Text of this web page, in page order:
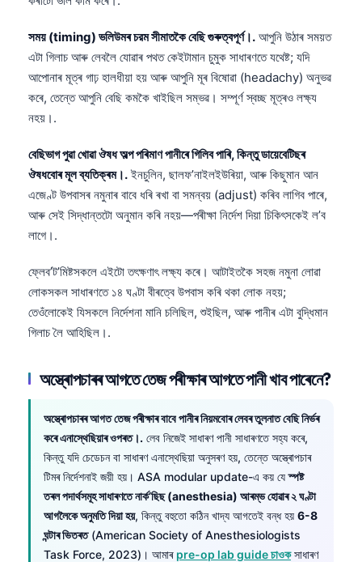
সময় (timing) ভলিউমৰ চরম সীমাতকৈ বেছি গুৰুত্বপূৰ্ণ।. আপুনি উঠাৰ সময়ত
এটা গিলাচ আৰু লেবলৈ যোৱাৰ পথত কেইটামান চুমুক সাধাৰণতে যথেষ্ট; যদি
আপোনাৰ মূত্ৰ গাঢ় হালধীয়া হয় আৰু আপুনি মূৰ বিষোৱা (headachy) অনুভৱ
কৰে, তেন্তে আপুনি বেছি কমকৈ খাইছিল সম্ভৱ। সম্পূৰ্ণ স্বচ্ছ মূত্ৰও লক্ষ্য
নহয়।.
বেছিভাগ পুৱা খোৱা ঔষধ অল্প পৰিমাণ পানীৰে গিলিব পাৰি, কিন্তু ডায়েবেটিছৰ
ঔষধবোৰ মূল ব্যতিক্ৰম।.ইনচুলিন, ছালফ’নাইলইউৰিয়া, আৰু কিছুমান আন
এজেণ্ট উপবাসৰ নমুনাৰ বাবে ধৰি ৰখা বা সমন্বয় (adjust) কৰিব লাগিব পাৰে,
আৰু সেই সিদ্ধান্তটো অনুমান কৰি নহয়—পৰীক্ষা নিৰ্দেশ দিয়া চিকিৎসকেই ল’ব
লাগে।.
ফ্লেব’ট’মিষ্টসকলে এইটো তৎক্ষণাৎ লক্ষ্য কৰে। আটাইতকৈ সহজ নমুনা লোৱা
লোকসকল সাধাৰণতে ১৪ ঘণ্টা বীৰত্বে উপবাস কৰি থকা লোক নহয়;
তেওঁলোকেই যিসকলে নিৰ্দেশনা মানি চলিছিল, শুইছিল, আৰু পানীৰ এটা বুদ্ধিমান
গিলাচ লৈ আহিছিল।.
অস্ত্ৰোপচাৰৰ আগতে তেজ পৰীক্ষাৰ আগতে পানী খাব পাৰেনে?
অস্ত্ৰোপচাৰৰ আগত তেজ পৰীক্ষাৰ বাবে পানীৰ নিয়মবোৰ লেবৰ তুলনাত বেছি নিৰ্ভৰ
কৰে এনাস্থেছিয়াৰ ওপৰত।. লেব নিজেই সাধাৰণ পানী সাধাৰণতে সহ্য কৰে,
কিন্তু যদি চেডেচন বা সাধাৰণ এনাস্থেছিয়া অনুসৰণ হয়, তেন্তে অস্ত্ৰোপচাৰ
টিমৰ নিৰ্দেশনাই জয়ী হয়। ASA modular update-এ কয় যেস্পষ্ট
তৰল পদাৰ্থসমূহ সাধাৰণতে নাৰ্ক’ছিছ (anesthesia) আৰম্ভ হোৱাৰ ২ ঘণ্টা
আগলৈকে অনুমতি দিয়া হয়, কিন্তু বহুতো কঠিন খাদ্য আগতেই বন্ধ হয় 6-8
ঘন্টাৰ ভিতৰত(American Society of Anesthesiologists
Task Force, 2023)। আমাৰ pre-op lab guide চাওকসাধাৰণ